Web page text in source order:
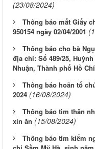
(23/08/2024)
Thông báo mất Giấy
950154 ngày 02/04/2001
Thông báo cho bà
địa chỉ: Số 489/25,
Nhuận, Thành phố Hồ
Thông báo hoãn tổ
2024 (16/08/2024)
Thông báo tìm thân
xin ăn (15/08/2024)
Thông báo tìm kiếm